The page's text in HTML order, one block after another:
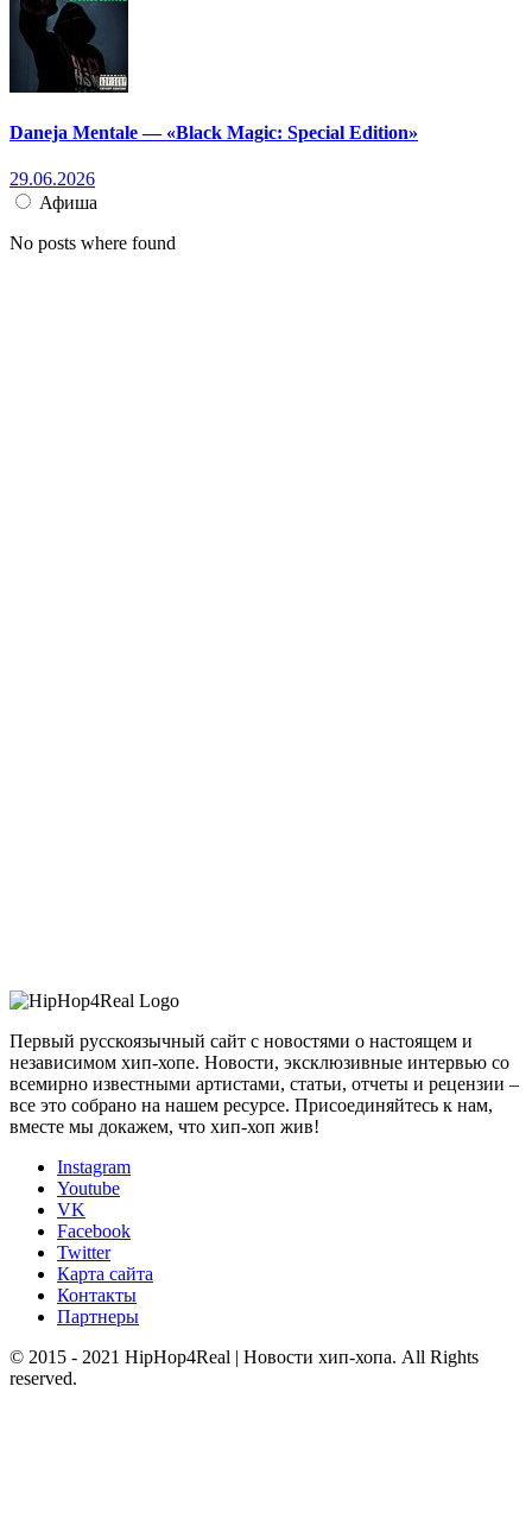
Daneja Mentale — «Black Magic: Special Edition»
29.06.2026
Афиша
No posts where found
Первый русскоязычный сайт с новостями о настоящем и
независимом хип-хопе. Новости, эксклюзивные интервью со
всемирно известными артистами, статьи, отчеты и рецензии –
все это собрано на нашем ресурсе. Присоединяйтесь к нам,
вместе мы докажем, что хип-хоп жив!
Instagram
Youtube
VK
Facebook
Twitter
Карта сайта
Контакты
Партнеры
© 2015 - 2021 HipHop4Real | Новости хип-хопа. All Rights
reserved.